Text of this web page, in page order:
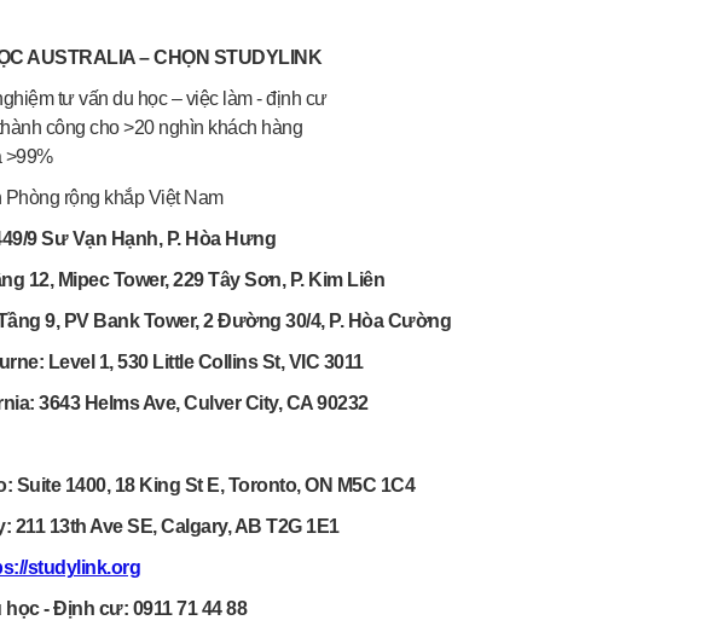
AUSTRALIA – CHỌN STUDYLINK
tư vấn du học – việc làm - định cư
công cho >20 nghìn khách hàng
>99%
rộng khắp Việt Nam
9 Sư Vạn Hạnh, P. Hòa Hưng
12, Mipec Tower, 229 Tây Sơn, P. Kim Liên
9, PV Bank Tower, 2 Đường 30/4, P. Hòa Cường
Level 1, 530 Little Collins St, VIC 3011
3643 Helms Ave, Culver City, CA 90232
Suite 1400, 18 King St E, Toronto, ON M5C 1C4
211 13th Ave SE, Calgary, AB T2G 1E1
studylink.org
- Định cư: 0911 71 44 88